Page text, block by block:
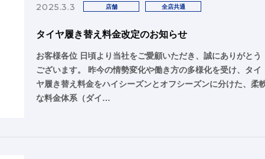
2025.3.3 店舗 全店共通
タイヤ履き替え料金改定のお知らせ
お客様各位 日頃より当社をご愛顧いただき、誠にありがとう
ございます。 昨今の情勢変化や働き方の多様化を受け、タイ
ヤ履き替え料金をハイシーズンとオフシーズンに分けた、柔
な料金体系（ダイ…